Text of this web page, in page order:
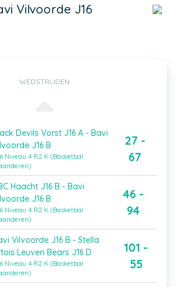
Vilvoorde J16
WEDSTRIJDEN
Devils Vorst J16 A - Bavi
J16 B
Niveau 4 R2 K (Basketbal
27 -
67
Haacht J16 B - Bavi
J16 B
Niveau 4 R2 K (Basketbal
46 -
94
Vilvoorde J16 B - Stella
Leuven Bears J16 D
Niveau 4 R2 K (Basketbal
101 -
55